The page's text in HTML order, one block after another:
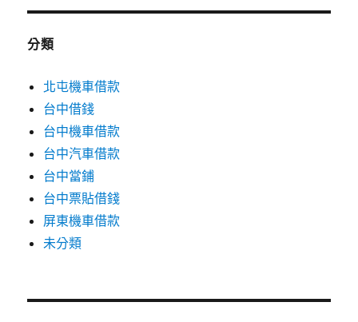
分類
北屯機車借款
台中借錢
台中機車借款
台中汽車借款
台中當鋪
台中票貼借錢
屏東機車借款
未分類